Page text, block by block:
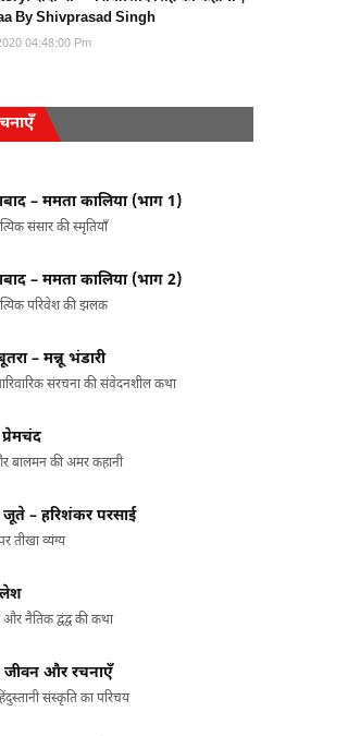
By Shivprasad Singh
04:48:00 Pm
– ममता कालिया (भाग 1)
संसार की स्मृतियाँ
– ममता कालिया (भाग 2)
परिवेश की झलक
– मन्नू भंडारी
संरचना की संवेदनशील कथा
बालमन की अमर कहानी
– हरिशंकर परसाई
तीखा व्यंग्य
और नैतिक द्वंद्व की कथा
जीवन और रचनाएँ
संस्कृति का परिचय